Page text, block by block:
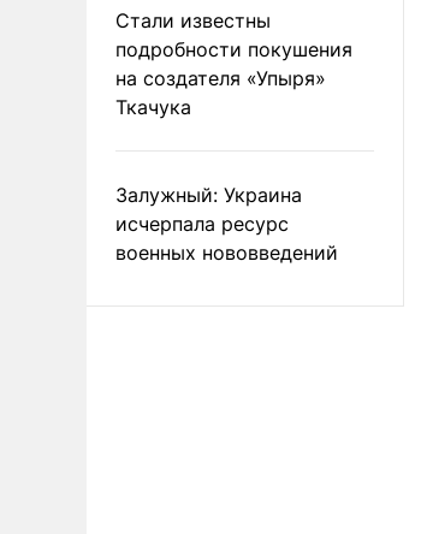
Стали известны
подробности покушения
на создателя «Упыря»
Ткачука
Залужный: Украина
исчерпала ресурс
военных нововведений